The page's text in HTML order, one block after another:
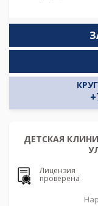
ДЕТСКАЯ
Лицензия
проверена